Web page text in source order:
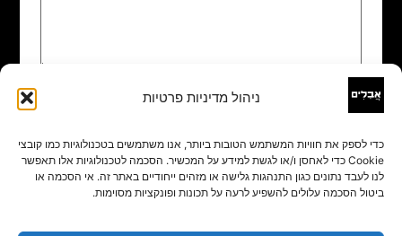
ניהול מדיניות פרטיות
כדי לספק את חוויות המשתמש הטובות ביותר, אנו משתמשים בטכנולוגיות כמו קובצי
Cookie כדי לאחסן ו/או לגשת למידע על המכשיר. הסכמה לטכנולוגיות אלו תאפשר
לנו לעבד נתונים כגון התנהגות גלישה או מזהים ייחודיים באתר זה. אי הסכמה או
ביטול הסכמה עלולים להשפיע לרעה על תכונות ופונקציות מסוימות.
שם
אימייל*